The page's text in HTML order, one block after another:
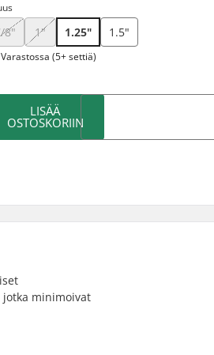
8" 1" 1.25" 1.5"
Varastossa (5+ settiä)
LISÄÄ
OSTOSKORIIN
minimoivat